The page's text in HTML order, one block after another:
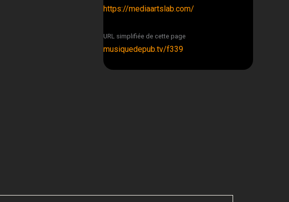
https://mediaartslab.com/
URL simplifiée de cette page
musiquedepub.tv/f339